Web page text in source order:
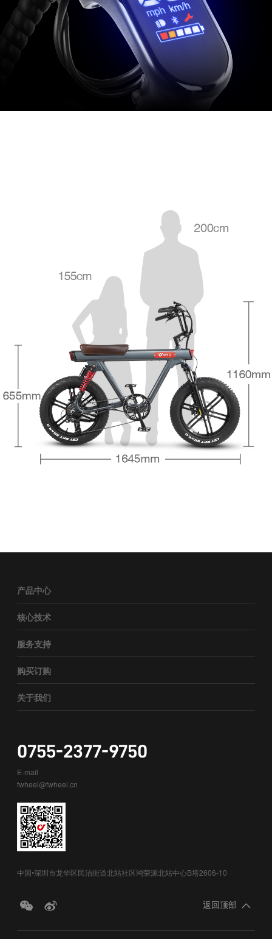
产品中心
核心技术
服务支持
购买订购
关于我们
0755-2377-9750
E-mail
fwheel@fwheel.cn
中国•深圳市龙华区民治街道北站社区鸿荣源北站中心B塔2606-10
返回顶部